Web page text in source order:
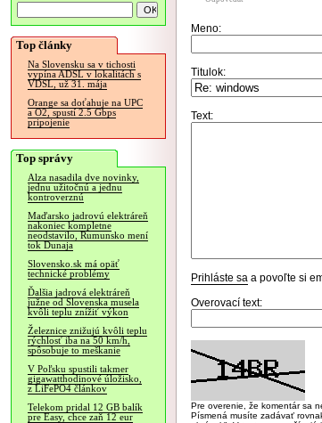
Top články
Na Slovensku sa v tichosti
vypína ADSL v lokalitách s
VDSL, už 31. mája
Orange sa doťahuje na UPC
a O2, spustí 2.5 Gbps
pripojenie
Top správy
Alza nasadila dve novinky,
jednu užitočnú a jednu
kontroverznú
Maďarsko jadrovú elektráreň
nakoniec kompletne
neodstavilo, Rumunsko mení
tok Dunaja
Slovensko.sk má opäť
technické problémy
Ďalšia jadrová elektráreň
južne od Slovenska musela
kvôli teplu znížiť výkon
Železnice znižujú kvôli teplu
rýchlosť iba na 50 km/h,
spôsobuje to meškanie
V Poľsku spustili takmer
gigawatthodinové úložisko,
z LiFePO4 článkov
Telekom pridal 12 GB balík
pre Easy, chce zaň 12 eur
Meno:
Titulok:
Text:
Prihláste sa a povoľte si
Overovací text:
Pre overenie, že komentár sa
Písmená musíte zadávať